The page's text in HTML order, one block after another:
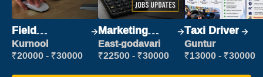
Field
Marketing
Executive
Kurnool
₹20000 - ₹30000
Marketing
Executive
East-godavari
₹22500 - ₹30000
Taxi Driver
Guntur
₹13000 - ₹30000